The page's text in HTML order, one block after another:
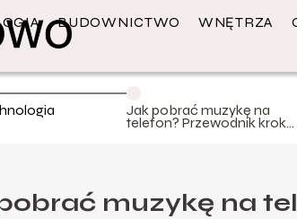
BUDOWNICTWO WNĘTRZA
Jak pobrać muzykę na
telefon? Przewodnik krok
muzykę na